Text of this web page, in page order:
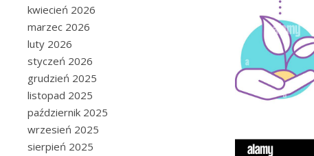
kwiecień 2026
marzec 2026
luty 2026
styczeń 2026
grudzień 2025
listopad 2025
październik 2025
wrzesień 2025
sierpień 2025